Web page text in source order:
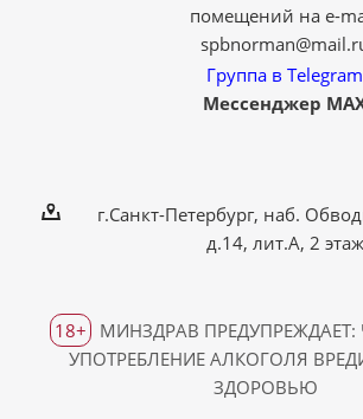
помещений на e-
Группа в Telegram
Мессенджер
г.Санкт-Петербург, наб.
д.14, лит.А, 2 этаж
18+
МИНЗДРАВ ПРЕДУПРЕЖДАЕТ:
УПОТРЕБЛЕНИЕ АЛКОГОЛЯ
ЗДОРОВЬЮ